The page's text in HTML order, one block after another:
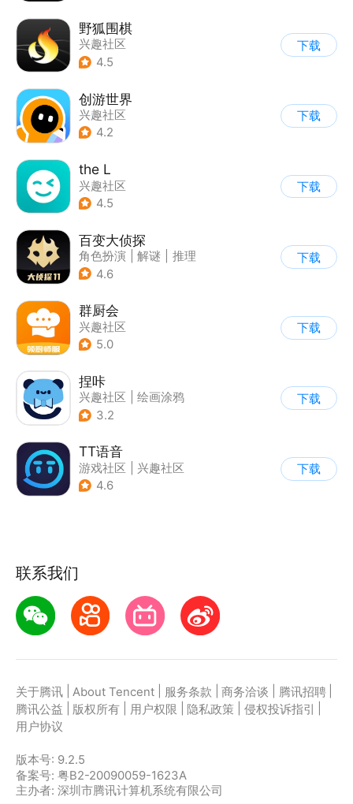
野狐围棋
兴趣社区
4.5
下载
创游世界
兴趣社区
4.2
下载
the L
兴趣社区
| 真人娱乐直播
4.5
下载
百变大侦探
角色扮演 解谜
推理
| 派对游戏
4.6
下载
群厨会
兴趣社区
5.0
下载
捏咔
兴趣社区
绘画涂鸦
3.2
下载
TT语音
游戏社区
兴趣社区
4.6
下载
联系我们
关于腾讯 About Tencent 服务条款 商务洽谈 腾讯招聘
腾讯公益
版权所有 用户权限 隐私政策 侵权投诉指引
用户协议
版本号: 9.2.5
备案号: 粤B2-20090059-1623A
主办者: 深圳市腾讯计算机系统有限公司